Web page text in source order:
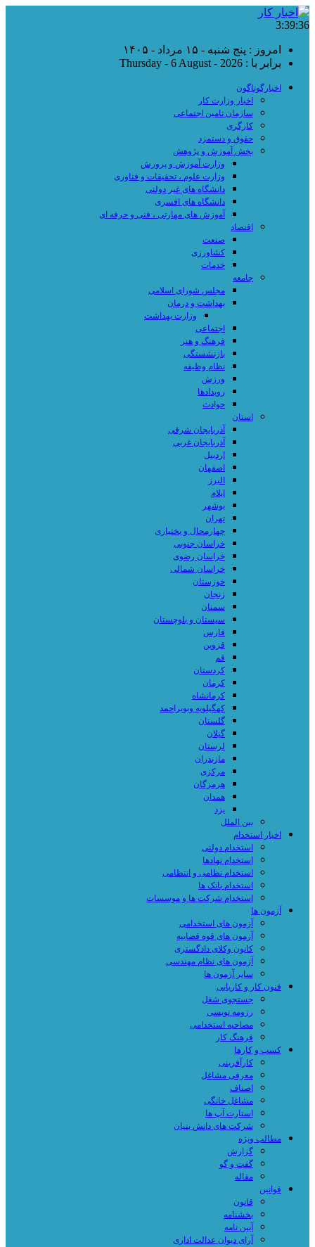
3:39:37
امروز : پنج شنبه - ۱۵ مرداد - ۱۴۰۵
برابر با : Thursday - 6 August - 2026
اخبارگوناگون
اخبار وزارت کار
سازمان تامین اجتماعی
کارگری
حقوق و دستمزد
بخش آموزش و پژوهش
وزارت آموزش و پرورش
وزارت علوم ، تحقیقات و فناوری
دانشگاه های غیر دولتی
دانشگاه های افسری
آموزش های مهارتی ، فنی و حرفه ای
اقتصاد
صنعت
کشاورزی
خدمات
جامعه
مجلس شورای اسلامی
بهداشت و درمان
وزارت بهداشت
اجتماعی
فرهنگ و هنر
بازنشستگی
نظام وظیفه
ورزش
رویدادها
حوادث
استان
آذربایجان شرقی
آذربایجان غربی
اردبیل
اصفهان
البرز
ایلام
بوشهر
تهران
چهارمحال و بختیاری
خراسان جنوبی
خراسان رضوی
خراسان شمالی
خوزستان
زنجان
سمنان
سیستان و بلوچستان
فارس
قزوین
قم
کردستان
کرمان
کرمانشاه
کهگیلویه وبویراحمد
گلستان
گیلان
لرستان
مازندران
مرکزی
هرمزگان
همدان
یزد
بین الملل
اخبار استخدام
استخدام دولتی
استخدام نهادها
استخدام نظامی و انتظامی
استخدام بانک ها
استخدام شرکت ها و موسسات
آزمون ها
آزمون های استخدامی
آزمون های قوه قضاییه
کانون وکلای دادگستری
آزمون های نظام مهندسی
سایر آزمون ها
فنون کار و کاریابی
جستجوی شغل
رزومه نویسی
مصاحبه استخدامی
فرهنگ کار
کسب و کارها
کارآفرینی
معرفی مشاغل
اصناف
مشاغل خانگی
استارت آپ ها
شرکت های دانش بنیان
مطالب ویژه
گزارش
گفت و گو
مقاله
قوانین
قانون
بخشنامه
آیین نامه
آرای دیوان عدالت اداری